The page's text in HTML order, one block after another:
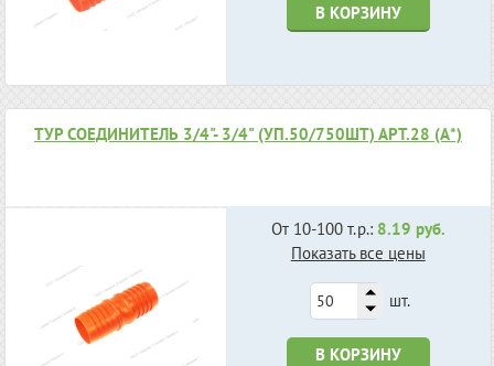
В КОРЗИНУ
ТУР СОЕДИНИТЕЛЬ 3/4"- 3/4" (УП.50/750ШТ) АРТ.28 (А*)
От 10-100 т.р.: 8.19 руб.
Показать все цены
шт.
В КОРЗИНУ